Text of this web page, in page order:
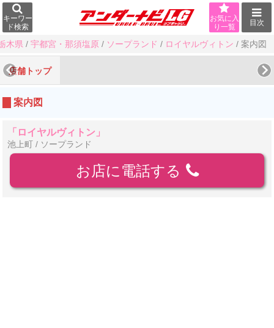
キーワー
ド検索
目次
お気に入
り一覧
木県 / 宇都宮・那須塩原 / ソープランド / ロイヤルヴィトン / 案内図
店舗トップ
案内図
「ロイヤルヴィトン」
池上町 / ソープランド
お店に電話する